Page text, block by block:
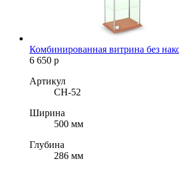
Комбинированная витрина без
6 650 р
Артикул
CH-52
Ширина
500 мм
Глубина
286 мм